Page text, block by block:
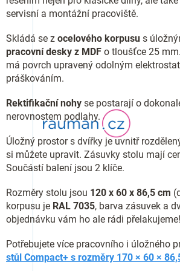
servisní a montážní pracoviště.
Skládá se z ocelového korpusu s
pracovní desky z MDF o tloušťce 25
má povrch upravený odolným
práškováním.
Rektifikační nohy se postarají o
nerovnostem podlahy.
Úložný prostor s dvířky je uvnitř
si můžete upravit. Zásuvky stolu mají
Součástí balení jsou 2 klíče.
Rozměry stolu jsou 120 x 60 x 86,5 cm
korpusu je RAL 7035, barva zásuvek a
objednávku vám ho ale rádi přelakujeme!
Potřebujete více pracovního i úložného
stůl Compact+ s rozměry 170 × 60 ×